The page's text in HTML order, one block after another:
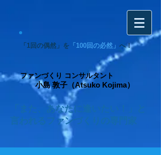
「1回の偶然」を 「100回の必然」 へ！
ファンづくり コンサルタント
小島 敦子（Atsuko Kojima）
「また、あなたに逢いたい！」と
言われるファンづくりの専門家